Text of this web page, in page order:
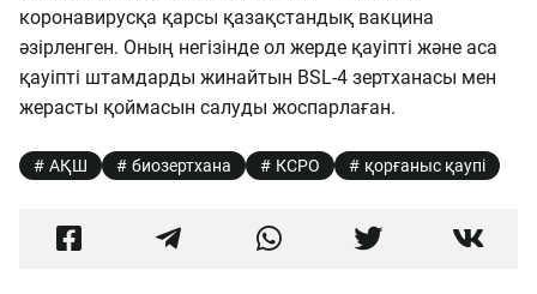
коронавирусқа қарсы қазақстандық вакцина
әзірленген. Оның негізінде ол жерде қауіпті және аса
қауіпті штамдарды жинайтын BSL-4 зертханасы мен
жерасты қоймасын салуды жоспарлаған.
АҚШ биозертхана КСРО қорғаныс қаупі